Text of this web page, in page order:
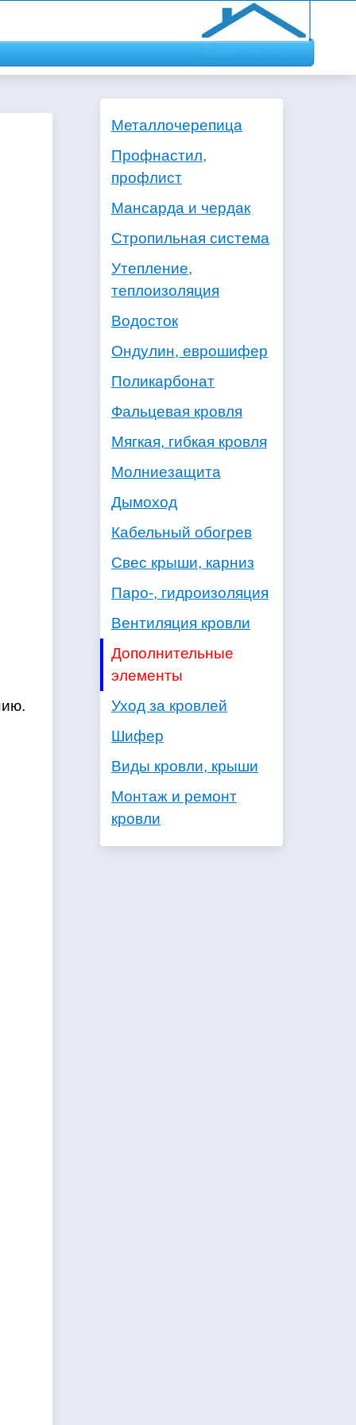
Металлочерепица
Профнастил,
профлист
Мансарда и чердак
Стропильная система
Утепление,
теплоизоляция
Водосток
Ондулин, еврошифер
Поликарбонат
Фальцевая кровля
Мягкая, гибкая кровля
Молниезащита
Дымоход
Кабельный обогрев
Свес крыши, карниз
Паро-, гидроизоляция
Вентиляция кровли
Дополнительные
элементы
Уход за кровлей
Шифер
Виды кровли, крыши
Монтаж и ремонт
кровли